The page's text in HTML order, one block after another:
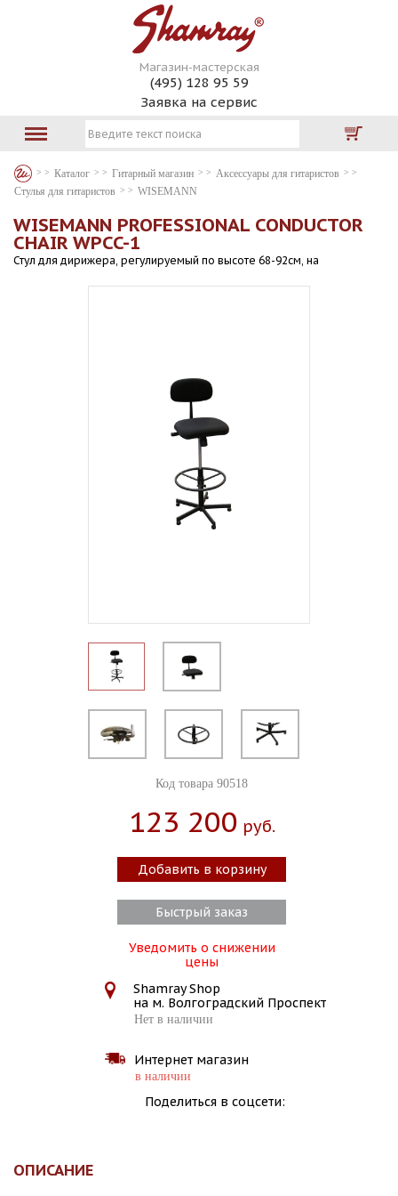
Магазин-мастерская
(495) 128 95 59
Заявка на сервис
Каталог Гитарный магазин
Аксессуары для гитаристов
Стулья для гитаристов
WISEMANN
WISEMANN PROFESSIONAL CONDUCTOR
CHAIR WPCC-1
Стул для дирижера, регулируемый по высоте 68-92см, на
Код товара 90518
123 200 Руб.
Добавить в корзину
Быстрый заказ
Уведомить о снижении
цены
Shamray Shop
на м. Волгоградский Проспект
Нет в наличии
Интернет магазин
в наличии
Поделиться в соцсети:
ОПИСАНИЕ